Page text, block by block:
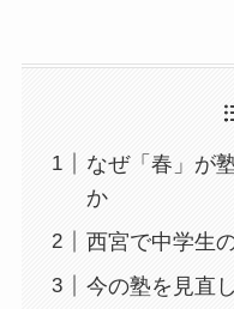
なぜ「春」が
か
西宮で中学生
今の塾を見直